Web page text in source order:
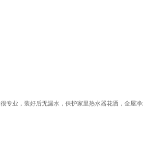
业，装好后无漏水，保护家里热水器花洒，全屋净